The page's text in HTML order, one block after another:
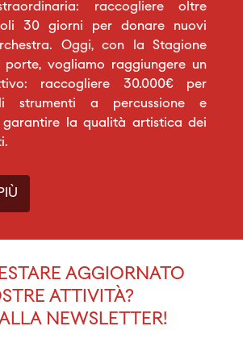
raccogliere oltre
30 giorni per donare nuovi
Oggi, con la Stagione
vogliamo raggiungere un
raccogliere 30.000€ per
strumenti a percussione e
la qualità artistica dei
AGGIORNATO
ATTIVITÀ?
NEWSLETTER!